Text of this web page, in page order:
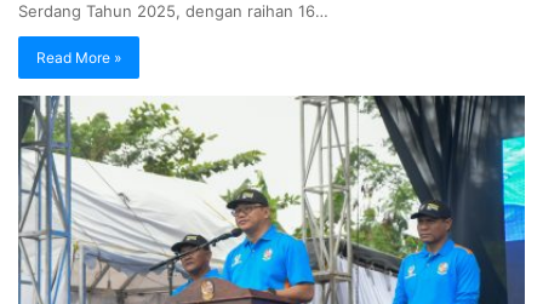
Serdang Tahun 2025, dengan raihan 16…
Read More »